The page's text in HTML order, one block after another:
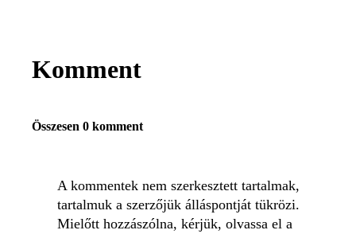
Komment
Összesen 0 komment
A kommentek nem szerkesztett tartalmak,
tartalmuk a szerzőjük álláspontját tükrözi.
Mielőtt hozzászólna, kérjük, olvassa el a